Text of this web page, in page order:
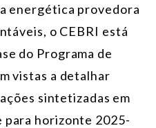
energética provedora
o CEBRI está
do Programa de
vistas a detalhar
sintetizadas em
para horizonte 2025-